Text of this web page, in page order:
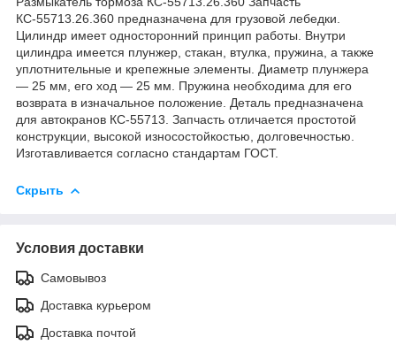
КС-55713.26.360 предназначена для грузовой лебедки.
Цилиндр имеет односторонний принцип работы. Внутри
цилиндра имеется плунжер, стакан, втулка, пружина, а также
уплотнительные и крепежные элементы. Диаметр плунжера
— 25 мм, его ход — 25 мм. Пружина необходима для его
возврата в изначальное положение. Деталь предназначена
для автокранов КС-55713. Запчасть отличается простотой
конструкции, высокой износостойкостью, долговечностью.
Изготавливается согласно стандартам ГОСТ.
Скрыть
Условия доставки
Самовывоз
Доставка курьером
Доставка почтой